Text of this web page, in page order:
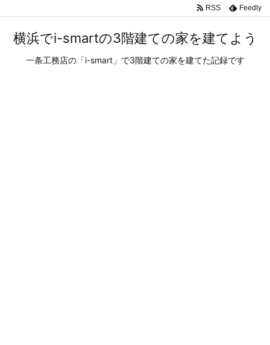
横浜でi-smartの3階建ての家を建てよう
一条工務店の「i-smart」で3階建ての家を建てた記録です
RSS Feedly